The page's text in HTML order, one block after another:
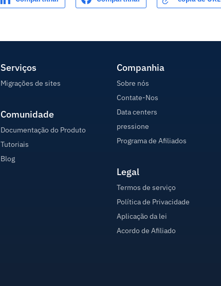
Serviços
Migrações de sites
Comunidade
Documentação do Produto
Tutoriais
Blog
Companhia
Sobre nós
Contate-Nos
Data centers
pressione
Programa de Afiliados
Legal
Termos de serviço
Política de Privacidade
Aplicação da lei
Acordo de Afiliado